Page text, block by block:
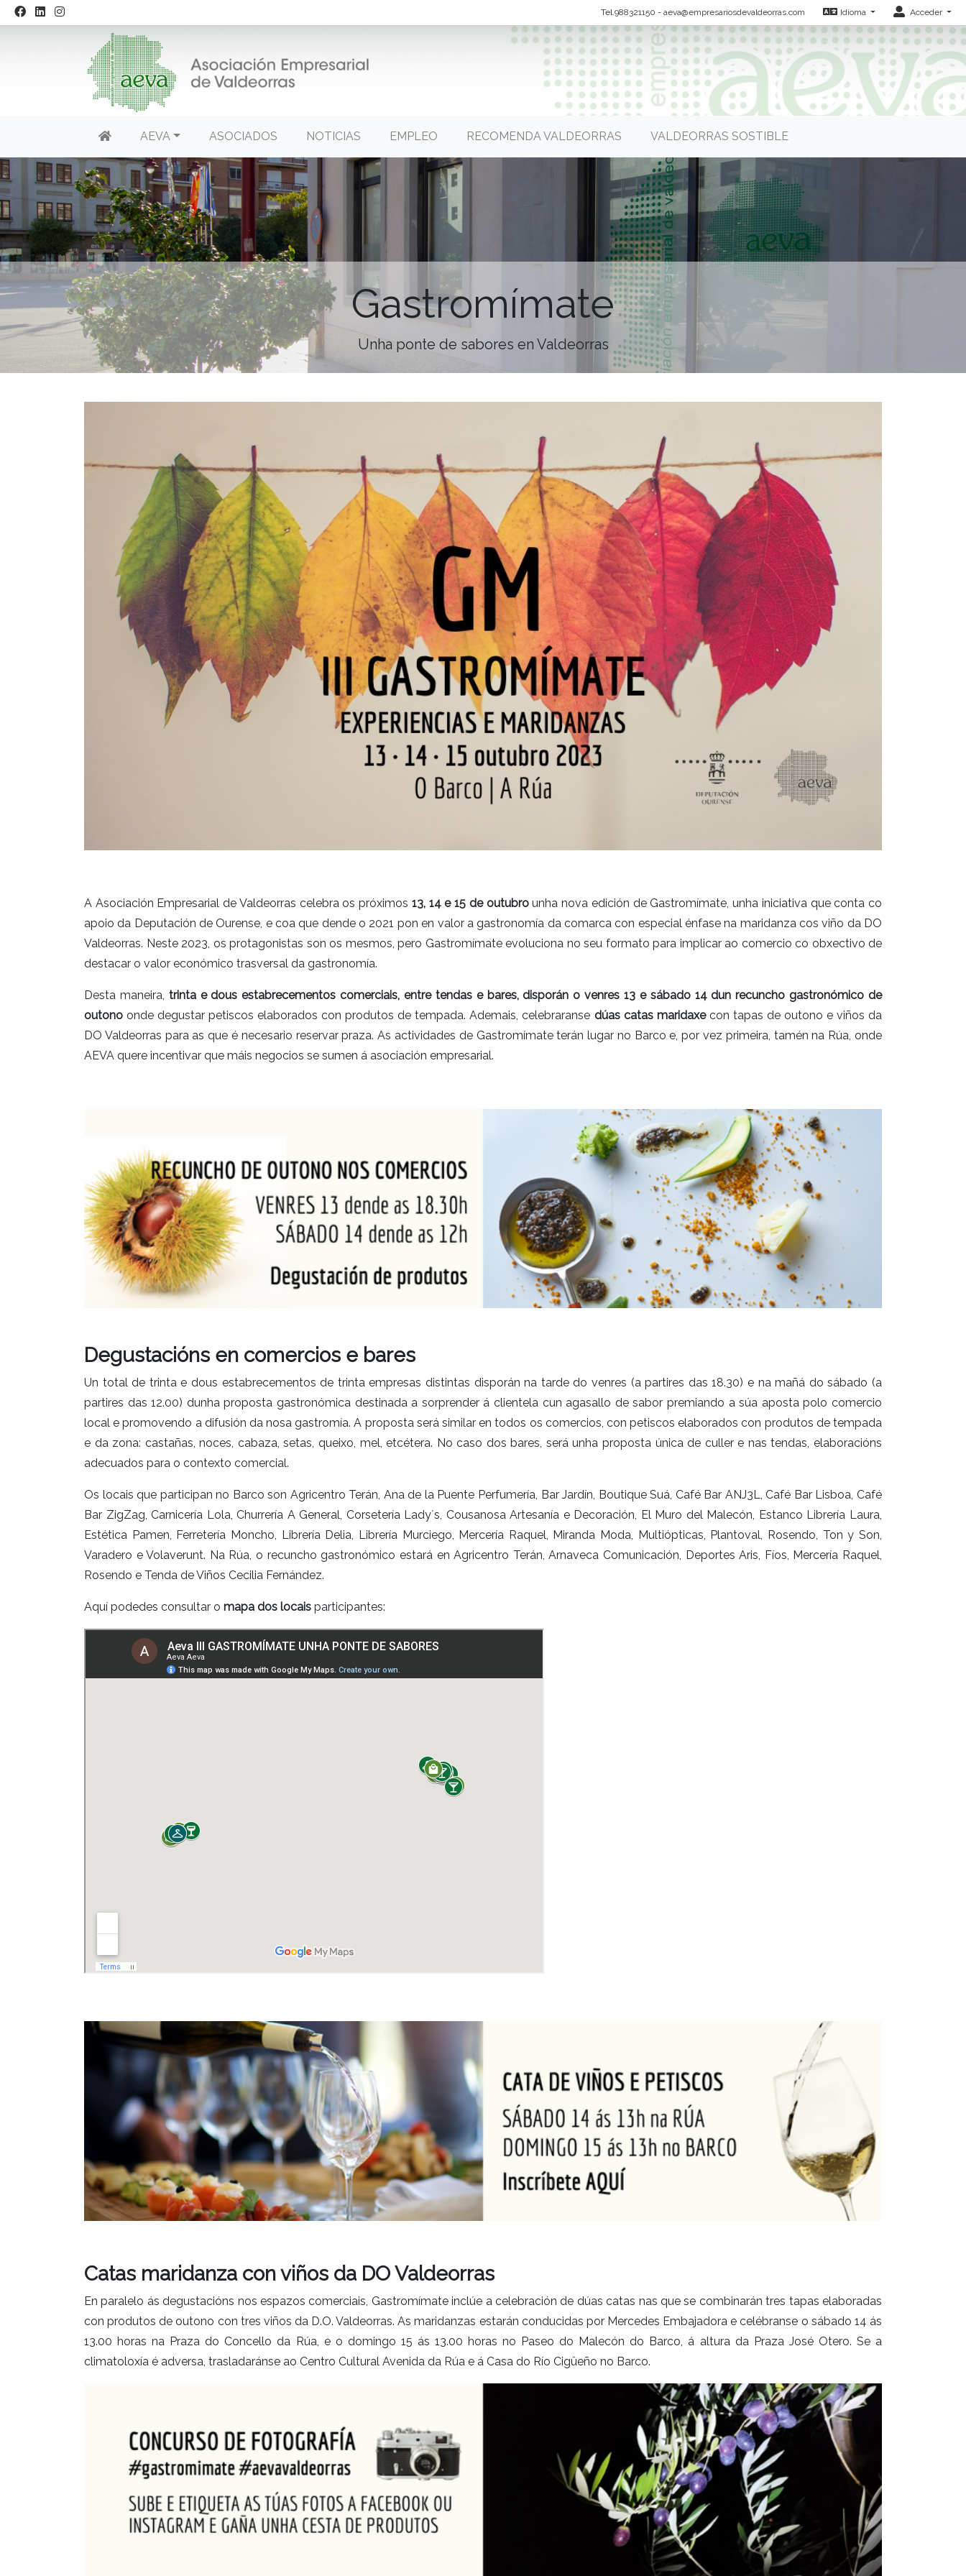
Tel.988321150 - aeva@empresariosdevaldeorras.com Idioma Acceder
AEVA ASOCIADOS NOTICIAS EMPLEO RECOMENDA VALDEORRAS VALDEORRAS SOSTIBLE
Gastromímate
Unha ponte de sabores en Valdeorras
A Asociación Empresarial de Valdeorras celebra os próximos 13, 14 e 15 de outubrounha nova edición de Gastromímate, unha iniciativa que conta co
apoio da Deputación de Ourense, e coa que dende o 2021 pon en valor a gastronomía da comarca con especial énfase na maridanza cos viño da DO
Valdeorras. Neste 2023, os protagonistas son os mesmos, pero Gastromímate evoluciona no seu formato para implicar ao comercio co obxectivo de
destacar o valor económico trasversal da gastronomía.
Desta maneira, trinta e dous estabrecementos comerciais, entre tendas e bares, disporán o venres 13 e sábado 14 dun recuncho gastronómico de
outono onde degustar petiscos elaborados con produtos de tempada. Ademais, celebraranse dúas catas maridaxecon tapas de outono e viños da
DO Valdeorras para as que é necesario reservar praza. As actividades de Gastromímate terán lugar no Barco e, por vez primeira, tamén na Rúa, onde
AEVA quere incentivar que máis negocios se sumen á asociación empresarial.
Degustacións en comercios e bares
Un total de trinta e dous estabrecementos de trinta empresas distintas disporán na tarde do venres (a partires das 18.30) e na mañá do sábado (a
partires das 12.00) dunha proposta gastronómica destinada a sorprender á clientela cun agasallo de sabor premiando a súa aposta polo comercio
local e promovendo a difusión da nosa gastromía. A proposta será similar en todos os comercios, con petiscos elaborados con produtos de tempada
e da zona: castañas, noces, cabaza, setas, queixo, mel, etcétera. No caso dos bares, será unha proposta única de culler e nas tendas, elaboracións
adecuados para o contexto comercial.
Os locais que participan no Barco son Agricentro Terán, Ana de la Puente Perfumería, Bar Jardín, Boutique Suá, Café Bar ANJ3L, Café Bar Lisboa, Café
Bar ZigZag, Carnicería Lola, Churrería A General, Corsetería Lady´s, Cousanosa Artesanía e Decoración, El Muro del Malecón, Estanco Librería Laura,
Estética Pamen, Ferretería Moncho, Librería Delia, Librería Murciego, Mercería Raquel, Miranda Moda, Multiópticas, Plantoval, Rosendo, Ton y Son,
Varadero e Volaverunt. Na Rúa, o recuncho gastronómico estará en Agricentro Terán, Arnaveca Comunicación, Deportes Aris, Fíos, Mercería Raquel,
Rosendo e Tenda de Viños Cecilia Fernández.
Aquí podedes consultar o mapa dos locais participantes:
Catas maridanza con viños da DO Valdeorras
En paralelo ás degustacións nos espazos comerciais, Gastromímate inclúe a celebración de dúas catas nas que se combinarán tres tapas elaboradas
con produtos de outono con tres viños da D.O. Valdeorras. As maridanzas estarán conducidas por Mercedes Embajadora e celébranse o sábado 14 ás
13.00 horas na Praza do Concello da Rúa, e o domingo 15 ás 13.00 horas no Paseo do Malecón do Barco, á altura da Praza José Otero. Se a
climatoloxía é adversa, trasladaránse ao Centro Cultural Avenida da Rúa e á Casa do Río Cigüeño no Barco.